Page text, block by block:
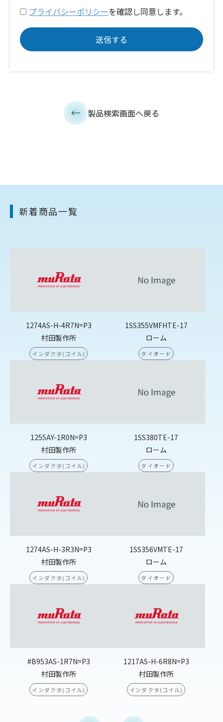
プライバシーポリシーを確認し同意します。
製品検索画面へ戻る
新着商品一覧
1274AS-H-4R7N=P3
村田製作所
インダクタ(コイル)
1SS355VMFHTE-17
ローム
ダイオード
1255AY-1R0N=P3
村田製作所
インダクタ(コイル)
1SS380TE-17
ローム
ダイオード
1274AS-H-3R3N=P3
村田製作所
インダクタ(コイル)
1SS356VMTE-17
ローム
ダイオード
#B953AS-1R7N=P3
村田製作所
インダクタ(コイル)
1217AS-H-6R8N=P3
村田製作所
インダクタ(コイル)